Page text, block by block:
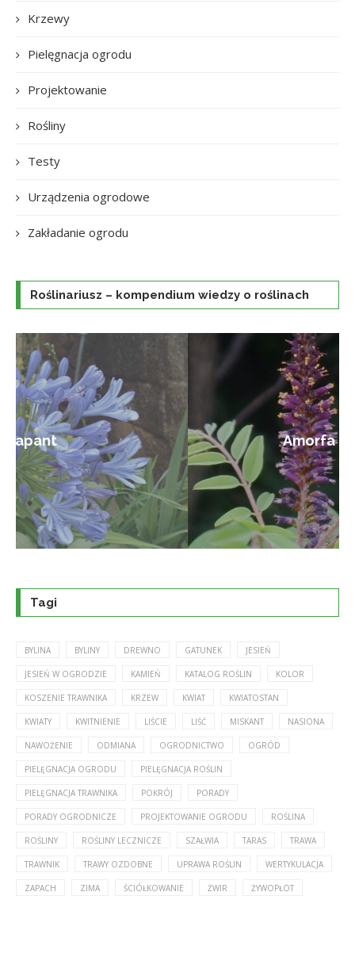
Krzewy
Pielęgnacja ogrodu
Projektowanie
Rośliny
Testy
Urządzenia ogrodowe
Zakładanie ogrodu
Roślinariusz – kompendium wiedzy o roślinach
Amorfa krzewiasta
Tagi
BYLINA BYLINY DREWNO GATUNEK JESIEŃ
JESIEŃ W OGRODZIE KAMIEŃ KATALOG ROŚLIN KOLOR
KOSZENIE TRAWNIKA KRZEW KWIAT KWIATOSTAN
KWIATY KWITNIENIE LIŚCIE LIŚĆ MISKANT NASIONA
NAWOŻENIE ODMIANA OGRODNICTWO OGRÓD
PIELĘGNACJA OGRODU PIELĘGNACJA ROŚLIN
PIELĘGNACJA TRAWNIKA POKRÓJ PORADY
PORADY OGRODNICZE PROJEKTOWANIE OGRODU ROŚLINA
ROŚLINY ROŚLINY LECZNICZE SZAŁWIA TARAS TRAWA
TRAWNIK TRAWY OZDOBNE UPRAWA ROŚLIN WERTYKULACJA
ZAPACH ZIMA ŚCIÓŁKOWANIE ŻWIR ŻYWOPŁOT